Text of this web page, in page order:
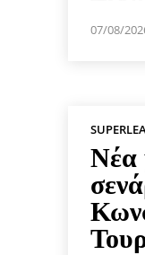
07/08/
Νέα